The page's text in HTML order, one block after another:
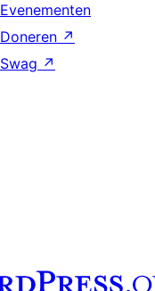
Evenementen
Doneren ↗
Swag ↗